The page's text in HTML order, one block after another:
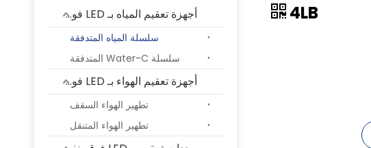
أجهزة تعقيم المياه بـ LED فوق بنفسجية
سلسلة المياه المتدفقة
سلسلة Water-C المتدفقة
أجهزة تعقيم الهواء بـ LED فوق بنفسجية
تطهير الهواء السقف
تطهير الهواء المتنقل
4LB